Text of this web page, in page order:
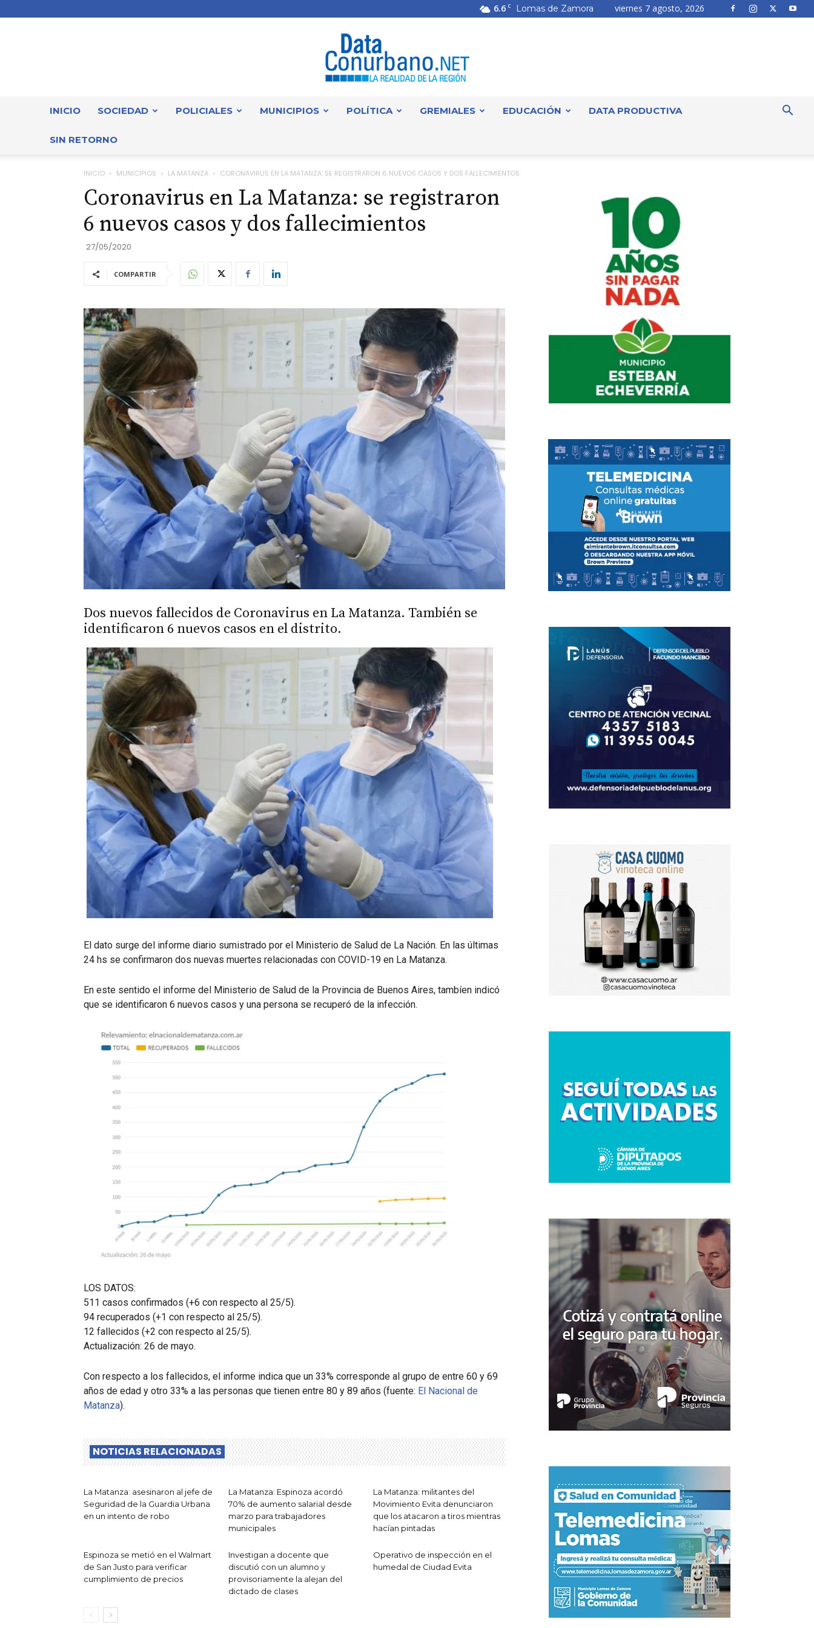
6.6 C Lomas de Zamora viernes 7 agosto, 2026
INICIO SOCIEDAD POLICIALES MUNICIPIOS POLÍTICA GREMIALES EDUCACIÓN DATA PRODUCTIVA
SIN RETORNO
INICIO MUNICIPIOS LA MATANZA CORONAVIRUS EN LA MATANZA: SE REGISTRARON 6 NUEVOS CASOS Y DOS FALLECIMIENTOS
Coronavirus en La Matanza: se registraron
6 nuevos casos y dos fallecimientos
27/05/2020
COMPARTIR
Dos nuevos fallecidos de Coronavirus en La Matanza. También se
identificaron 6 nuevos casos en el distrito.
El dato surge del informe diario sumistrado por el Ministerio de Salud de La Nación. En las últimas
24 hs se confirmaron dos nuevas muertes relacionadas con COVID-19 en La Matanza.
En este sentido el informe del Ministerio de Salud de la Provincia de Buenos Aires, tambíen indicó
que se identificaron 6 nuevos casos y una persona se recuperó de la infección.
LOS DATOS:
511 casos confirmados (+6 con respecto al 25/5).
94 recuperados (+1 con respecto al 25/5).
12 fallecidos (+2 con respecto al 25/5).
Actualización: 26 de mayo.
Con respecto a los fallecidos, el informe indica que un 33% corresponde al grupo de entre 60 y 69
años de edad y otro 33% a las personas que tienen entre 80 y 89 años (fuente: El Nacional de
Matanza).
NOTICIAS RELACIONADAS
La Matanza: asesinaron al jefe de
Seguridad de la Guardia Urbana
en un intento de robo
La Matanza: Espinoza acordó
70% de aumento salarial desde
marzo para trabajadores
municipales
La Matanza: militantes del
Movimiento Evita denunciaron
que los atacaron a tiros mientras
hacían pintadas
Espinoza se metió en el Walmart
de San Justo para verificar
cumplimiento de precios
Investigan a docente que
discutió con un alumno y
provisoriamente la alejan del
dictado de clases
Operativo de inspección en el
humedal de Ciudad Evita